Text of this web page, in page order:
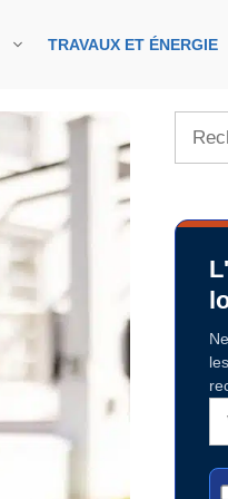
TRAVAUX ET ÉNERGIE